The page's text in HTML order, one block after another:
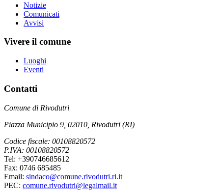
Notizie
Comunicati
Avvisi
Vivere il comune
Luoghi
Eventi
Contatti
Comune di Rivodutri
Piazza Municipio 9, 02010, Rivodutri (RI)
Codice fiscale: 00108820572
P.IVA: 00108820572
Tel: +390746685612
Fax: 0746 685485
Email: sindaco@comune.rivodutri.ri.it
PEC: comune.rivodutri@legalmail.it